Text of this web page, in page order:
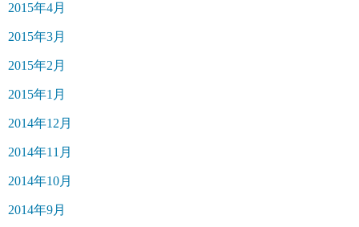
2015年4月
2015年3月
2015年2月
2015年1月
2014年12月
2014年11月
2014年10月
2014年9月